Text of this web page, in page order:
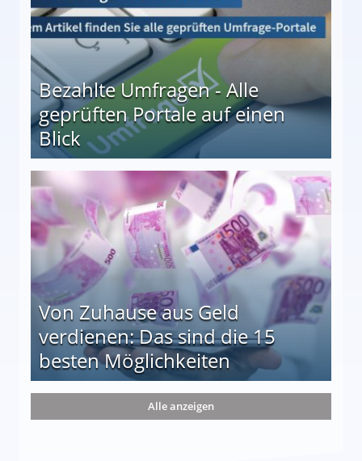
Bezahlte Umfragen - Alle
geprüften Portale auf einen
Blick
auf einen Blick
Von Zuhause aus Geld
verdienen: Das sind die 15
besten Möglichkeiten
die 15 besten Möglichkeiten
Alle anzeigen